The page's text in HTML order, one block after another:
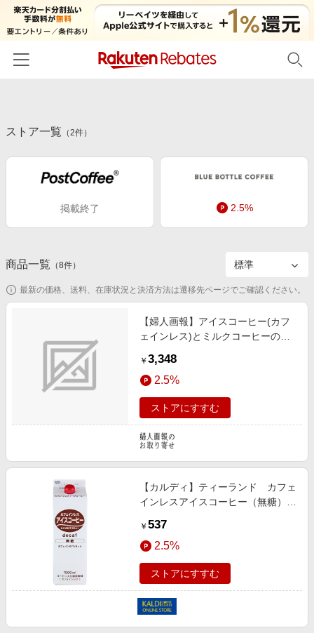
カテゴリー一覧
百貨店・総合ECモール
ファッション・インナー・小物
食品・スイーツ・お酒
日用品・キッチン用品
スポーツ・アウトドア・ゴルフ
インテリア・寝具
ペット・花・DIY・車
金融・マネー・保険
デジタルコンテンツ
ビジネス・その他サービス
初回購入者限定特典
新着ストアのご紹介
電子書籍特集
わくわく夏特集
Apple公式サイト×楽天カード分割払い
Samsung ボーナスキャンペーン
週末の高還元 夏の長期版
友達紹介
楽天IDでログイン/会員登録
ストア一覧 （2件）
掲載終了 2.5%
商品一覧 （8件）
最新の価格、送料、在庫状況と決済方法は遷移先ページでご確認ください。
【婦人画報】アイスコーヒー(カフ
ェインレス)とミルクコーヒーのも
ターズ
￥ 3,348
2.5%
ストアにすすむ
【カルディ】ティーランド カフェ
インレスアイスコーヒー（無糖）
￥ 537
2.5%
ストアにすすむ